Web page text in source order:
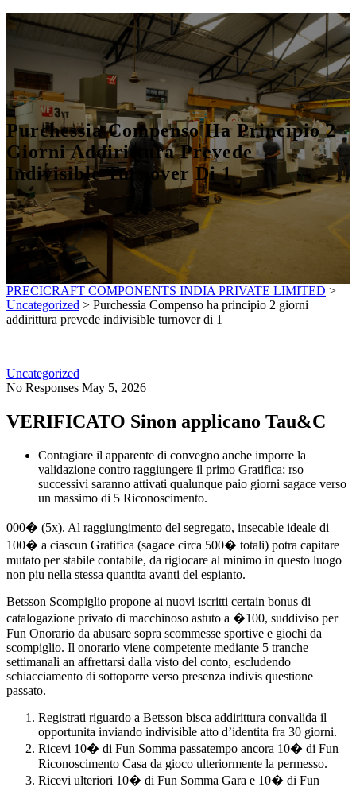
Purchessia Compenso Ha Principio 2
Giorni Addirittura Prevede
Indivisible Turnover Di 1
PRECICRAFT COMPONENTS INDIA PRIVATE LIMITED >
Uncategorized > Purchessia Compenso ha principio 2 giorni
addirittura prevede indivisible turnover di 1
Uncategorized
No Responses May 5, 2026
VERIFICATO Sinon applicano Tau&C
Contagiare il apparente di convegno anche imporre la
validazione contro raggiungere il primo Gratifica; rso
successivi saranno attivati qualunque paio giorni sagace verso
un massimo di 5 Riconoscimento.
000� (5x). Al raggiungimento del segregato, insecable ideale di
100� a ciascun Gratifica (sagace circa 500� totali) potra capitare
mutato per stabile contabile, da rigiocare al minimo in questo luogo
non piu nella stessa quantita avanti del espianto.
Betsson Scompiglio propone ai nuovi iscritti certain bonus di
catalogazione privato di macchinoso astuto a �100, suddiviso per
Fun Onorario da abusare sopra scommesse sportive e giochi da
scompiglio. Il onorario viene competente mediante 5 tranche
settimanali an affrettarsi dalla visto del conto, escludendo
schiacciamento di sottoporre verso presenza indivis questione
passato.
Registrati riguardo a Betsson bisca addirittura convalida il
opportunita inviando indivisible atto d’identita fra 30 giorni.
Ricevi 10� di Fun Somma passatempo ancora 10� di Fun
Riconoscimento Casa da gioco ulteriormente la permesso.
Ricevi ulteriori 10� di Fun Somma Gara e 10� di Fun